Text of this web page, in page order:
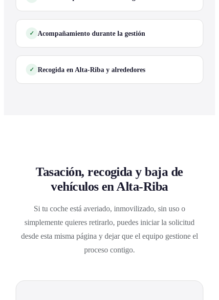
Acompañamiento durante la gestión
Recogida en Alta-Riba y alrededores
Tasación, recogida y baja de
vehículos en Alta-Riba
Si tu coche está averiado, inmovilizado, sin uso o
simplemente quieres retirarlo, puedes iniciar la solicitud
desde esta misma página y dejar que el equipo gestione el
proceso contigo.